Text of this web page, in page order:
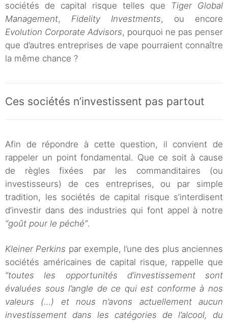
sociétés de capital risque telles que Tiger Global
Management, Fidelity Investments, ou encore
Evolution Corporate Advisors, pourquoi ne pas penser
que d’autres entreprises de vape pourraient connaître
la même chance ?
Ces sociétés n’investissent pas partout
Afin de répondre à cette question, il convient de
rappeler un point fondamental. Que ce soit à cause
de règles fixées par les commanditaires (ou
investisseurs) de ces entreprises, ou par simple
tradition, les sociétés de capital risque s’interdisent
d’investir dans des industries qui font appel à notre
“goût pour le péché”.
Kleiner Perkins par exemple, l’une des plus anciennes
sociétés américaines de capital risque, rappelle que
“toutes les opportunités d’investissement sont
évaluées sous l’angle de ce qui est conforme à nos
valeurs (…) et nous n’avons actuellement aucun
investissement dans les catégories de l’alcool, du